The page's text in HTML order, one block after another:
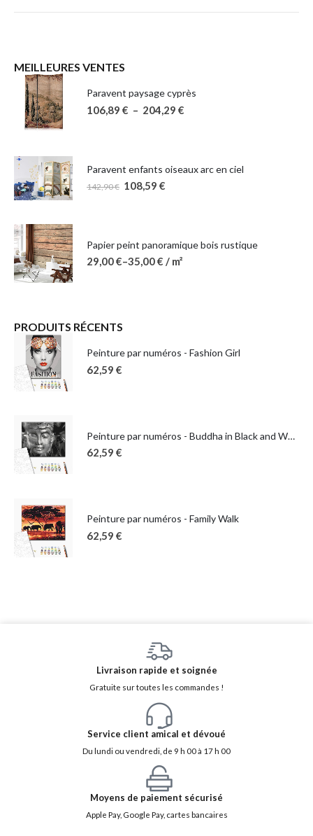
MEILLEURES VENTES
Paravent paysage cyprès
106,89 € – 204,29 €
Paravent enfants oiseaux arc en ciel
142,90€ 108,59 €
Papier peint panoramique bois rustique
29,00€–35,00€ / m²
PRODUITS RÉCENTS
Peinture par numéros - Fashion Girl
62,59 €
Peinture par numéros - Buddha in Black and White
62,59 €
Peinture par numéros - Family Walk
62,59 €
Livraison rapide et soignée
Gratuite sur toutes les commandes !
Service client amical et dévoué
Du lundi ou vendredi, de 9 h 00 à 17 h 00
Moyens de paiement sécurisé
Apple Pay, Google Pay, cartes bancaires